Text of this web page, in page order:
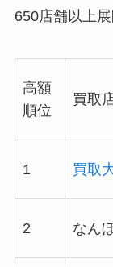
650店舗以上
高額
順位
買取
1 買取
2 なん